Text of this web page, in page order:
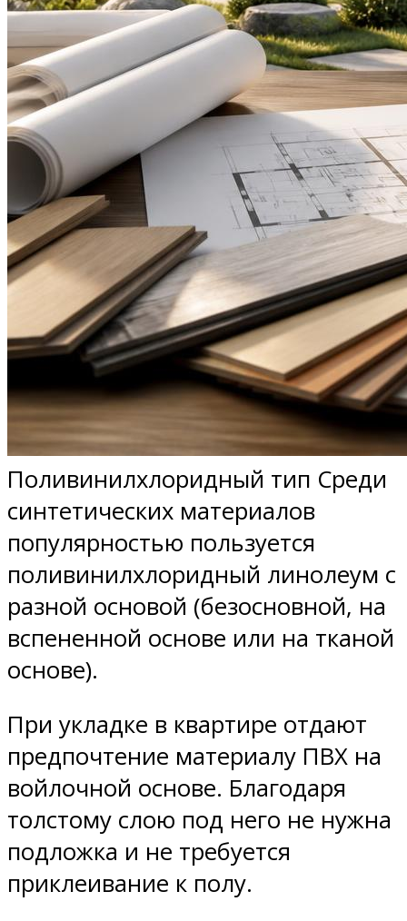
Поливинилхлоридный тип Среди
синтетических материалов
популярностью пользуется
поливинилхлоридный линолеум с
разной основой (безосновной, на
вспененной основе или на тканой
основе).
При укладке в квартире отдают
предпочтение материалу ПВХ на
войлочной основе. Благодаря
толстому слою под него не нужна
подложка и не требуется
приклеивание к полу.